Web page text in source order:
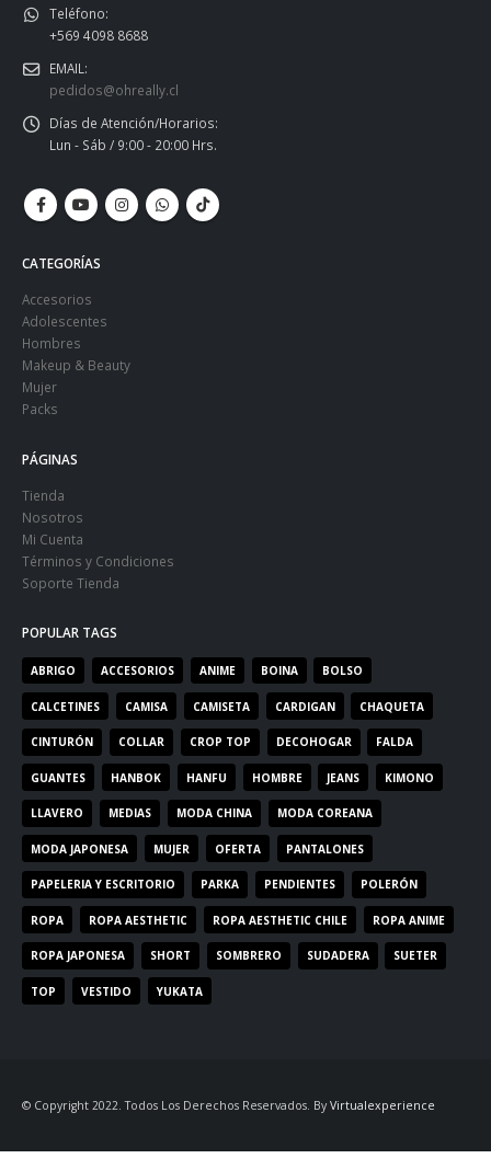
Teléfono:
+569 4098 8688
EMAIL:
pedidos@ohreally.cl
Días de Atención/Horarios:
Lun - Sáb / 9:00 - 20:00 Hrs.
CATEGORÍAS
Accesorios
Adolescentes
Hombres
Makeup & Beauty
Mujer
Packs
PÁGINAS
Tienda
Nosotros
Mi Cuenta
Términos y Condiciones
Soporte Tienda
POPULAR TAGS
ABRIGO ACCESORIOS ANIME BOINA BOLSO
CALCETINES CAMISA CAMISETA CARDIGAN CHAQUETA
CINTURÓN COLLAR CROP TOP DECOHOGAR FALDA
GUANTES HANBOK HANFU HOMBRE JEANS KIMONO
LLAVERO MEDIAS MODA CHINA MODA COREANA
MODA JAPONESA MUJER OFERTA PANTALONES
PAPELERIA Y ESCRITORIO PARKA PENDIENTES POLERÓN
ROPA ROPA AESTHETIC ROPA AESTHETIC CHILE ROPA ANIME
ROPA JAPONESA SHORT SOMBRERO SUDADERA SUETER
TOP VESTIDO YUKATA
© Copyright 2022. Todos Los Derechos Reservados. By Virtualexperience